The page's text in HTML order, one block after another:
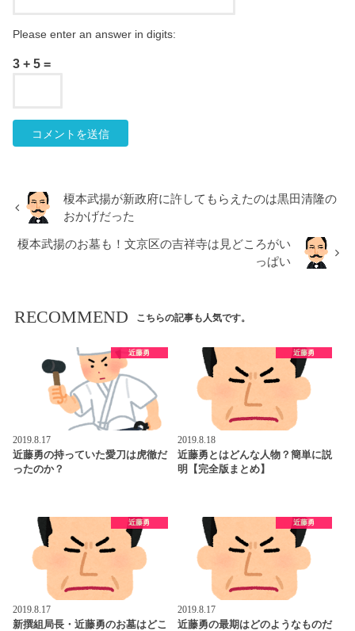
Please enter an answer in digits:
3 + 5 =
榎本武揚が新政府に許してもらえたのは黒田清隆の
おかげだった
榎本武揚のお墓も！文京区の吉祥寺は見どころがい
っぱい
RECOMMEND こちらの記事も人気です。
近藤勇
2019.8.17
近藤勇の持っていた愛刀は虎徹だ
ったのか？
近藤勇
2019.8.18
近藤勇とはどんな人物？簡単に説
明【完全版まとめ】
近藤勇
2019.8.17
新撰組局長・近藤勇のお墓はどこ
近藤勇
2019.8.17
近藤勇の最期はどのようなものだ